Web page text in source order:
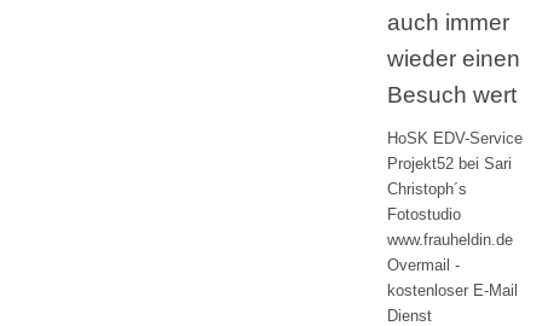
auch immer
wieder einen
Besuch wert
HoSK EDV-Service
Projekt52 bei Sari
Christoph´s
Fotostudio
www.frauheldin.de
Overmail -
kostenloser E-Mail
Dienst